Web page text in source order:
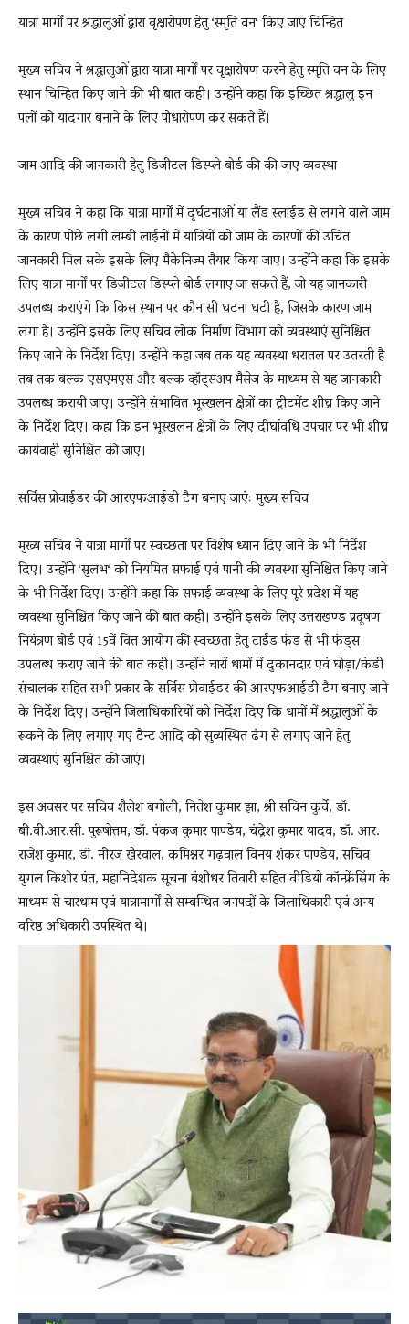
यात्रा मार्गों पर श्रद्धालुओं द्वारा वृक्षारोपण हेतु ‘स्मृति वन‘ किए जाएं चिन्हित
मुख्य सचिव ने श्रद्धालुओं द्वारा यात्रा मार्गों पर वृक्षारोपण करने हेतु स्मृति वन के लिए
स्थान चिन्हित किए जाने की भी बात कही। उन्होंने कहा कि इच्छित श्रद्धालु इन
पलों को यादगार बनाने के लिए पौधारोपण कर सकते हैं।
जाम आदि की जानकारी हेतु डिजीटल डिस्प्ले बोर्ड की की जाए व्यवस्था
मुख्य सचिव ने कहा कि यात्रा मार्गों में दृर्घटनाओं या लैंड स्लाईड से लगने वाले जाम
के कारण पीछे लगी लम्बी लाईनों में यात्रियों को जाम के कारणों की उचित
जानकारी मिल सके इसके लिए मैकेनिज्म तैयार किया जाए। उन्होंने कहा कि इसके
लिए यात्रा मार्गों पर डिजीटल डिस्प्ले बोर्ड लगाए जा सकते हैं, जो यह जानकारी
उपलब्ध कराएंगे कि किस स्थान पर कौन सी घटना घटी है, जिसके कारण जाम
लगा है। उन्होंने इसके लिए सचिव लोक निर्माण विभाग को व्यवस्थाएं सुनिश्चित
किए जाने के निर्देश दिए। उन्होंने कहा जब तक यह व्यवस्था धरातल पर उतरती है
तब तक बल्क एसएमएस और बल्क व्हॉट्सअप मैसेज के माध्यम से यह जानकारी
उपलब्ध करायी जाए। उन्होंने संभावित भूस्खलन क्षेत्रों का ट्रीटमेंट शीघ्र किए जाने
के निर्देश दिए। कहा कि इन भूस्खलन क्षेत्रों के लिए दीर्घावधि उपचार पर भी शीघ्र
कार्यवाही सुनिश्चित की जाए।
सर्विस प्रोवाईडर की आरएफआईडी टैग बनाए जाएंः मुख्य सचिव
मुख्य सचिव ने यात्रा मार्गों पर स्वच्छता पर विशेष ध्यान दिए जाने के भी निर्देश
दिए। उन्होंने ‘सुलभ‘ को नियमित सफाई एवं पानी की व्यवस्था सुनिश्चित किए जाने
के भी निर्देश दिए। उन्होंने कहा कि सफाई व्यवस्था के लिए पूरे प्रदेश में यह
व्यवस्था सुनिश्चित किए जाने की बात कही। उन्होंने इसके लिए उत्तराखण्ड प्रदूषण
नियंत्रण बोर्ड एवं 15वें वित्त आयोग की स्वच्छता हेतु टाईड फंड से भी फंड्स
उपलब्ध कराए जाने की बात कही। उन्होंने चारों धामों में दुकानदार एवं घोड़ा/कंडी
संचालक सहित सभी प्रकार केे सर्विस प्रोवाईडर की आरएफआईडी टैग बनाए जाने
के निर्देश दिए। उन्होंने जिलाधिकारियों को निर्देश दिए कि धामों में श्रद्धालुओं के
रूकने के लिए लगाए गए टैन्ट आदि को सुव्यस्थित ढंग से लगाए जाने हेतु
व्यवस्थाएं सुनिश्चित की जाएं।
इस अवसर पर सचिव शैलेश बगोली, नितेश कुमार झा, श्री सचिन कुर्वे, डॉ.
बी.वी.आर.सी. पुरूषोत्तम, डॉ. पंकज कुमार पाण्डेय, चंद्रेश कुमार यादव, डॉ. आर.
राजेश कुमार, डॉ. नीरज खैरवाल, कमिश्नर गढ़वाल विनय शंकर पाण्डेय, सचिव
युगल किशोर पंत, महानिदेशक सूचना बंशीधर तिवारी सहित वीडियो कॉन्फ्रेंसिंग के
माध्यम से चारधाम एवं यात्रामार्गों से सम्बन्धित जनपदों के जिलाधिकारी एवं अन्य
वरिष्ठ अधिकारी उपस्थित थे।